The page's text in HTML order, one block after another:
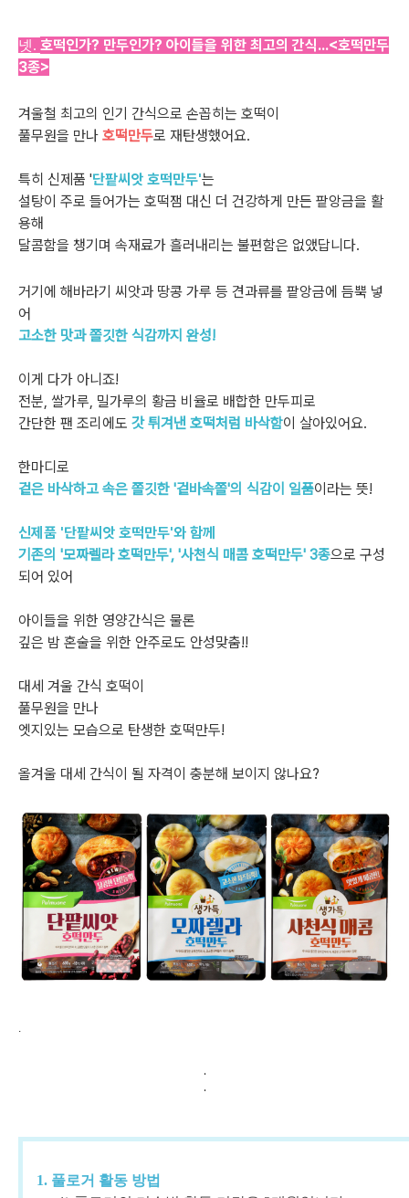
넷. 호떡인가? 만두인가? 아이들을 위한 최고의 간식...<호떡만두
3종>
겨울철 최고의 인기 간식으로 손꼽히는 호떡이
풀무원을 만나 호떡만두로 재탄생했어요.
특히 신제품 '단팥씨앗 호떡만두'는
설탕이 주로 들어가는 호떡잼 대신 더 건강하게 만든 팥앙금을 활
용해
달콤함을 챙기며 속재료가 흘러내리는 불편함은 없앴답니다.
거기에 해바라기 씨앗과 땅콩 가루 등 견과류를 팥앙금에 듬뿍 넣
어
고소한 맛과 쫄깃한 식감까지 완성!
이게 다가 아니죠!
전분, 쌀가루, 밀가루의 황금 비율로 배합한 만두피로
간단한 팬 조리에도 갓 튀겨낸 호떡처럼 바삭함이 살아있어요.
한마디로
겉은 바삭하고 속은 쫄깃한 '겉바속쫄'의 식감이 일품이라는 뜻!
신제품 '단팥씨앗 호떡만두'와 함께
기존의 '모짜렐라 호떡만두', '사천식 매콤 호떡만두' 3종으로 구성
되어 있어
아이들을 위한 영양간식은 물론
깊은 밤 혼술을 위한 안주로도 안성맞춤!!
대세 겨울 간식 호떡이
풀무원을 만나
엣지있는 모습으로 탄생한 호떡만두!
올겨울 대세 간식이 될 자격이 충분해 보이지 않나요?
.
.
.
1. 풀로거 활동 방법